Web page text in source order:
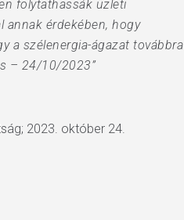
folytathassák üzleti
annak érdekében, hogy
a szélenergia-ágazat továbbra
– 24/10/2023”
2023. október 24.